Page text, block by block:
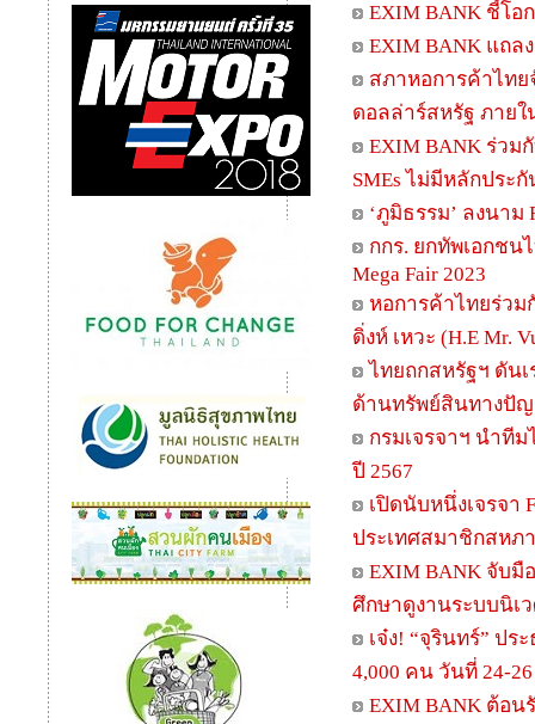
EXIM BANK ชี้โอ
EXIM BANK แถ
สภาหอการค้าไท
ดอลล่าร์สหรัฐ ภายใ
EXIM BANK ร่ว
SMEs ไม่มีหลักประ
‘ภูมิธรรม’ ลงนาม
กกร. ยกทัพเอกชน
Mega Fair 2023
หอการค้าไทยร่วม
ดิ่งห์ เหวะ (H.E Mr.
ไทยถกสหรัฐฯ ดัน
ด้านทรัพย์สินทางปั
กรมเจรจาฯ นำทีม
ปี 2567
เปิดนับหนึ่งเจรจา
ประเทศสมาชิกสหภ
EXIM BANK จับมื
ศึกษาดูงานระบบนิเ
เจ๋ง! “จุรินทร์” ป
4,000 คน วันที่ 24-
EXIM BANK ต้อน